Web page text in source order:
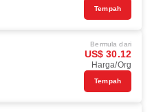
Tempah
Bermula dari
US$ 30.12
Harga/Org
Tempah